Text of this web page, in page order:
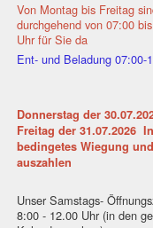
Von Montag bis Freitag
durchgehend von 07:00
Uhr für Sie da
Ent- und Beladung 07:00-
Donnerstag der
Freitag der 31.07.2026
bedingetes Wiegung und
auszahlen
Unser Samstags-
8:00 - 12.00 Uhr (in den